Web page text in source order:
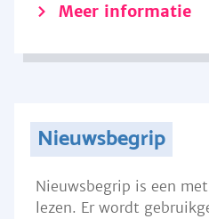
Meer informatie
Nieuwsbegrip
Nieuwsbegrip is een
lezen. Er wordt